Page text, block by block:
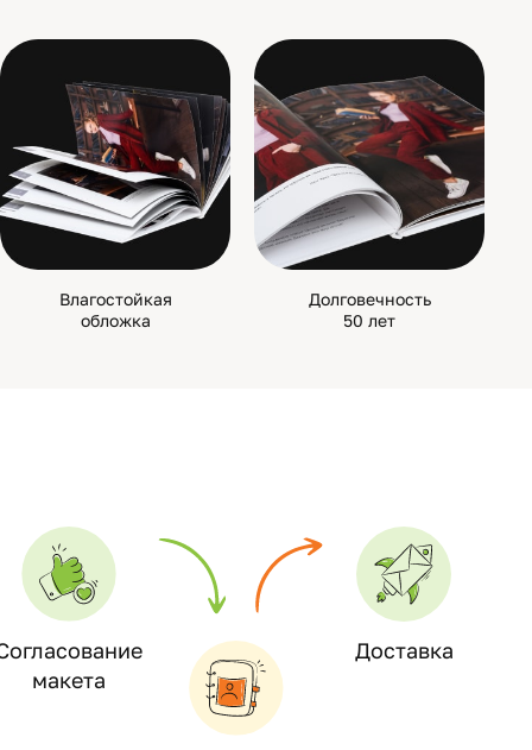
Влагостойкая
обложка
Долговечность
50 лет
макета
Доставка